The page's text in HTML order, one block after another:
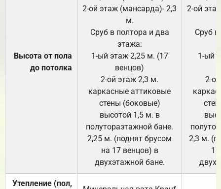
Высота от пола
до потолка
2-ой этаж (мансарда)- 2,3
м.
Сруб в полтора и два
этажа:
1-ый этаж 2,25 м. (17
венцов)
2-ой этаж 2,3 м.
каркасные аттиковые
стены (боковые)
высотой 1,5 м. в
полутораэтажной бане.
2,25 м. (поднят брусом
на 17 венцов) в
двухэтажной бане.
2-ой
Сруб
1-ый
2-
2,3 м.
Утепление (пол,